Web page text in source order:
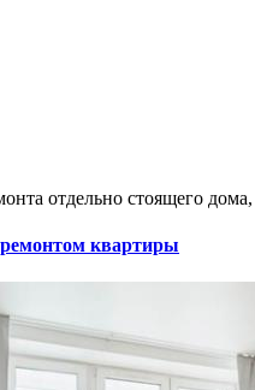
отдельно стоящего
квартиры